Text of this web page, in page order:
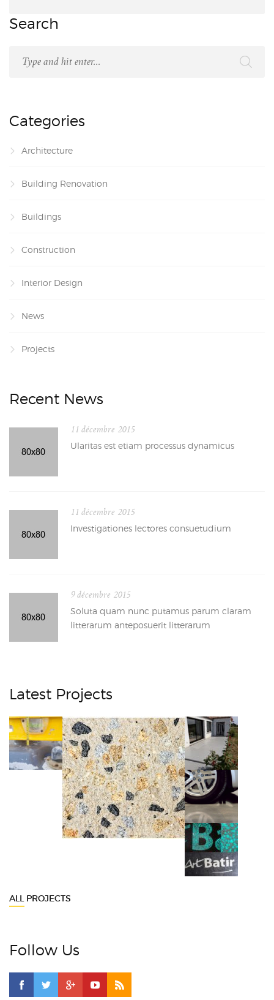
Search
Categories
Architecture
Building Renovation
Buildings
Construction
Interior Design
News
Projects
Recent News
11 décembre 2015
Ularitas est etiam processus dynamicus
11 décembre 2015
Investigationes lectores consuetudium
9 décembre 2015
Soluta quam nunc putamus parum claram
litterarum anteposuerit litterarum
Latest Projects
ALL PROJECTS
Follow Us